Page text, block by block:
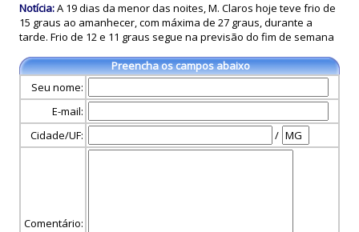
Notícia:A 19 dias da menor das noites, M. Claros hoje teve frio de
15 graus ao amanhecer, com máxima de 27 graus, durante a
tarde. Frio de 12 e 11 graus segue na previsão do fim de semana
Preencha os campos abaixo
Seu nome:
E-mail:
Cidade/UF:
/
Comentário: